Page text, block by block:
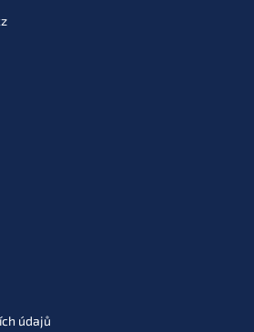
22 (140BN-22)
údajů